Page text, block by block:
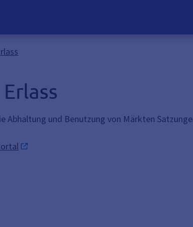
Abhaltung und Benutzung von Märkten